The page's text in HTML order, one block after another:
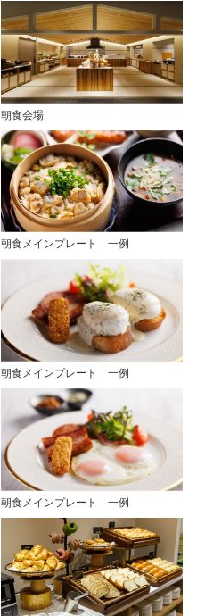
朝食会場
朝食メインプレート 一例
朝食メインプレート 一例
朝食メインプレート 一例